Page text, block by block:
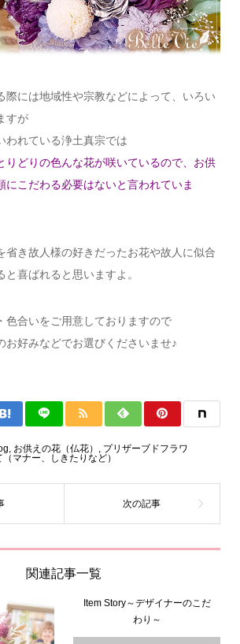
際には地域性や宗教などによって、いろい
すが
われている浄土真宗では
りどりの色んな花が咲いているので、 お供
にこだわる必要はないと言われていま
省き故人様の好きだったお花や故人に似合
と喜ばれると思いますよ。
色合いをご用意しておりますので
お好みなどでお選びくださいませ♪
, お供えの花（仏花） , プリザーブドフラワ
マナー、しきたりなど）
関連記事一覧
Item Story～デザイナーのこだ
わり～